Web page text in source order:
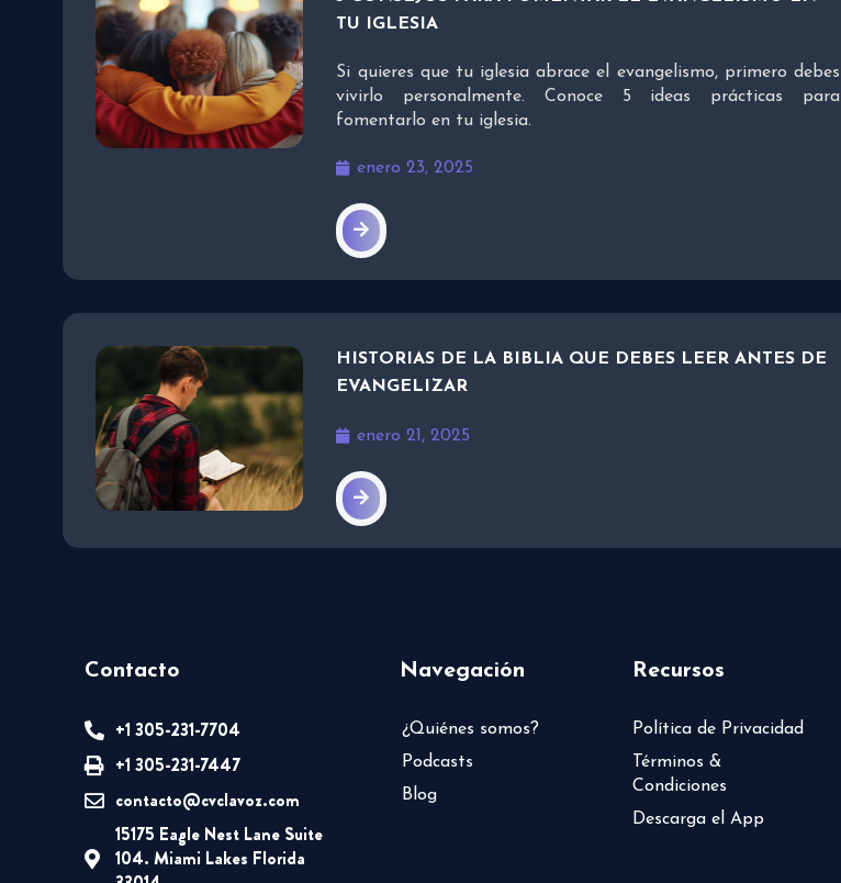
TU IGLESIA
Si quieres que tu iglesia abrace el evangelismo, primero debes
vivirlo personalmente. Conoce 5 ideas prácticas para
fomentarlo en tu iglesia.
enero 23, 2025
HISTORIAS DE LA BIBLIA QUE DEBES LEER ANTES DE
EVANGELIZAR
enero 21, 2025
Contacto
+1 305-231-7704
+1 305-231-7447
contacto@cvclavoz.com
15175 Eagle Nest Lane Suite
104. Miami Lakes Florida
Navegación
¿Quiénes somos?
Podcasts
Blog
Recursos
Política de Privacidad
Términos &
Condiciones
Descarga el App